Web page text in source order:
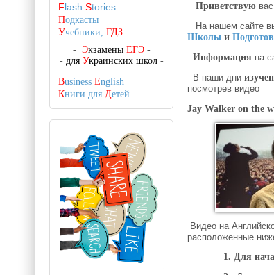
Приветствую
На нашем сайте
Школы и
Информация на
В наши дни
посмотрев видео
Jay Walker on the
Видео на
расположенные
1. Для
Flash Stories
Подкасты
Учебники, ГДЗ
- Экзамены ЕГЭ-
- для Украинских школ-
BusinessEnglish
Книги дляДетей